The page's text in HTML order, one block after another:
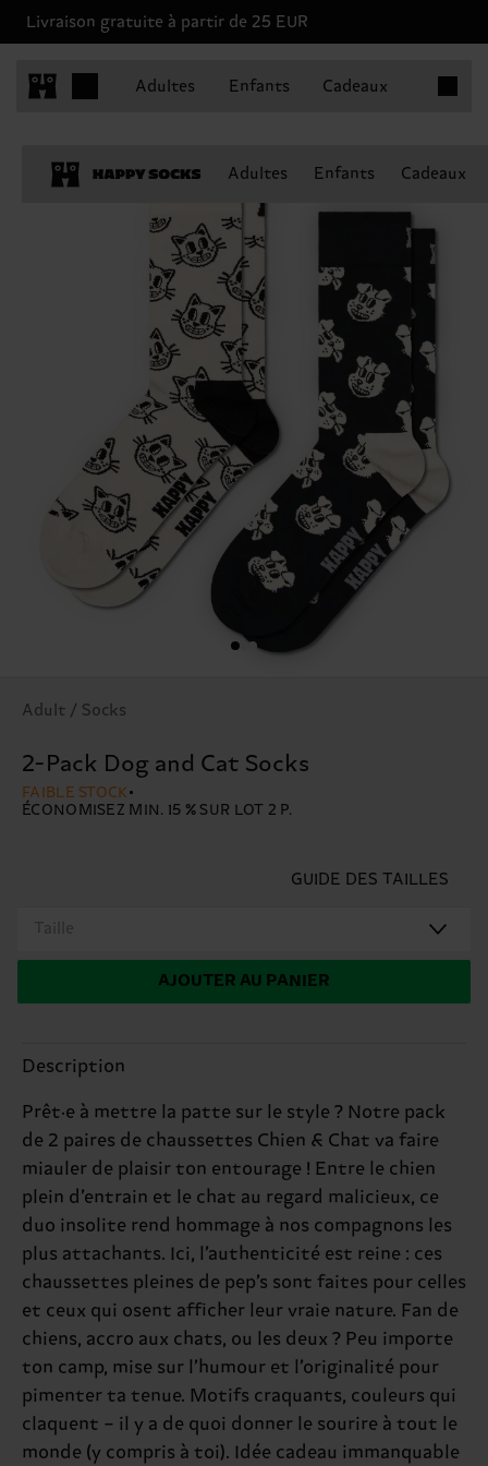
Livraison gratuite à partir de 25 EUR
Adultes Enfants Cadeaux
Adultes Enfants Cadeaux
Adult / Socks
2-Pack Dog and Cat Socks
FAIBLE STOCK
ÉCONOMISEZ MIN. 15 % SUR LOT 2 P.
GUIDE DES TAILLES
Taille
AJOUTER AU PANIER
Description
Prêt·e à mettre la patte sur le style ? Notre pack
de 2 paires de chaussettes Chien & Chat va faire
miauler de plaisir ton entourage ! Entre le chien
plein d’entrain et le chat au regard malicieux, ce
duo insolite rend hommage à nos compagnons les
plus attachants. Ici, l’authenticité est reine : ces
chaussettes pleines de pep’s sont faites pour celles
et ceux qui osent afficher leur vraie nature. Fan de
chiens, accro aux chats, ou les deux ? Peu importe
ton camp, mise sur l’humour et l’originalité pour
pimenter ta tenue. Motifs craquants, couleurs qui
claquent – il y a de quoi donner le sourire à tout le
monde (y compris à toi). Idée cadeau immanquable